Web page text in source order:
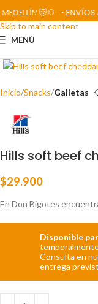
Skip to navigation
Skip to main content
🐱🐶 • ENVÍOS A
MENÚ
Inicio Snacks Galletas
Hills soft beef
$29.900
En Don Bigotes
Disponible